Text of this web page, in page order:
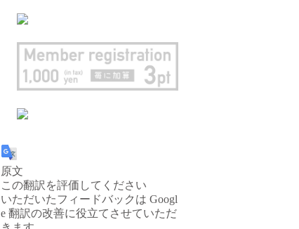
原文
この翻訳を評価してください
いただいたフィードバックは Googl
e 翻訳の改善に役立てさせていただ